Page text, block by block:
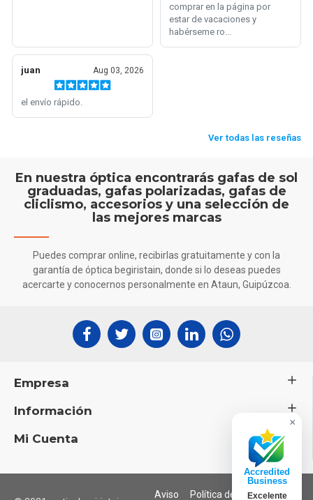
En nuestra óptica encontrarás gafas de sol
graduadas, gafas polarizadas, gafas de
cliclismo, accesorios y una selección de
las mejores marcas
Puedes comprar online, recibirlas gratuitamente y con la
garantía de óptica begiristain, donde si lo deseas puedes
acercarte y conocernos personalmente en Ataun, Guipúzcoa.
Empresa
Información
Mi Cuenta
Aviso Política de Diseño:
×
Accredited
Business
Excelente